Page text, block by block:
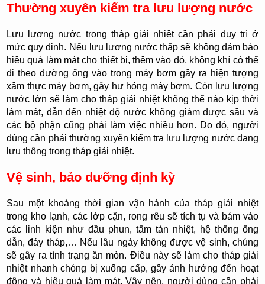
Thường xuyên kiểm tra lưu lượng nước
Lưu lượng nước trong tháp giải nhiệt cần phải duy trì ở
mức quy định. Nếu lưu lượng nước thấp sẽ không đảm bảo
hiệu quả làm mát cho thiết bị, thêm vào đó, không khí có thể
đi theo đường ống vào trong máy bơm gây ra hiện tượng
xâm thực máy bơm, gây hư hỏng máy bơm. Còn lưu lượng
nước lớn sẽ làm cho tháp giải nhiệt không thể nào kịp thời
làm mát, dẫn đến nhiệt độ nước không giảm được sâu và
các bộ phận cũng phải làm việc nhiều hơn. Do đó, người
dùng cần phải thường xuyên kiểm tra lưu lượng nước đang
lưu thông trong tháp giải nhiệt.
Vệ sinh, bảo dưỡng định kỳ
Sau một khoảng thời gian vận hành của tháp giải nhiệt
trong kho lạnh, các lớp cặn, rong rêu sẽ tích tụ và bám vào
các linh kiện như đầu phun, tấm tản nhiệt, hệ thống ống
dẫn, đáy tháp,… Nếu lâu ngày không được vệ sinh, chúng
sẽ gây ra tình trạng ăn mòn. Điều này sẽ làm cho tháp giải
nhiệt nhanh chóng bị xuống cấp, gây ảnh hưởng đến hoạt
động và hiệu quả làm mát. Vậy nên, người dùng cần phải